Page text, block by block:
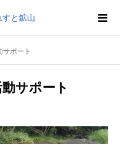
と鉱山
サポート
サポート